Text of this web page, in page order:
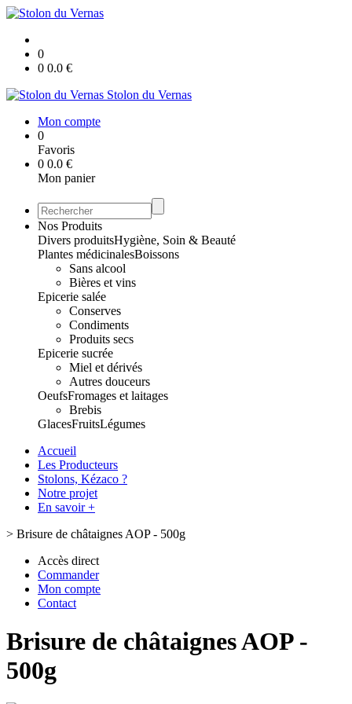
0
0 0.0 €
Stolon du Vernas
Mon compte
0
Favoris
0 0.0 €
Mon panier
Nos Produits
Divers produitsHygiène, Soin & Beauté
Plantes médicinalesBoissons
Sans alcool
Bières et vins
Epicerie salée
Conserves
Condiments
Produits secs
Epicerie sucrée
Miel et dérivés
Autres douceurs
OeufsFromages et laitages
Brebis
GlacesFruitsLégumes
Accueil
Les Producteurs
Stolons, Kézaco ?
Notre projet
En savoir +
> Brisure de châtaignes AOP - 500g
Accès direct
Commander
Mon compte
Contact
Brisure de châtaignes AOP -
500g